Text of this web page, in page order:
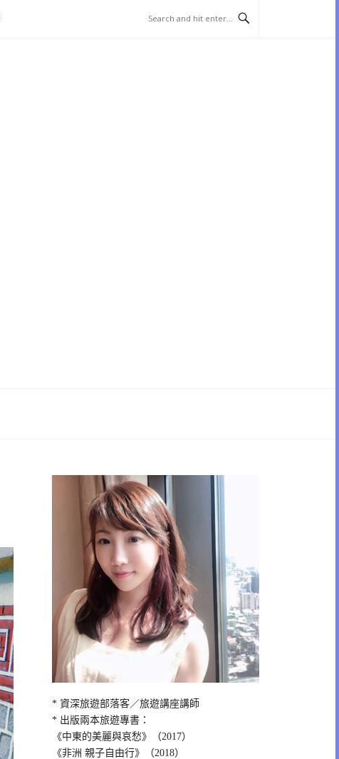
* 資深旅遊部落客／旅遊講座講師
* 出版兩本旅遊專書：
《中東的美麗與哀愁》（2017）
《非洲 親子自由行》（2018）